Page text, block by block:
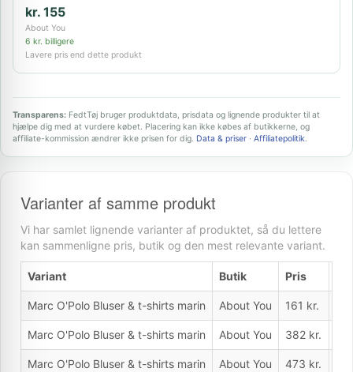
kr. 155
About You
6 kr. billigere
Lavere pris end dette produkt
Transparens: FedtTøj bruger produktdata, prisdata og lignende produkter til at
hjælpe dig med at vurdere købet. Placering kan ikke købes af butikkerne, og
affiliate-kommission ændrer ikke prisen for dig. Data & priser · Affiliatepolitik.
Varianter af samme produkt
Vi har samlet lignende varianter af produktet, så du lettere
kan sammenligne pris, butik og den mest relevante variant.
Variant Butik Pris
Marc O'Polo Bluser & t-shirts marin About You 161 kr.
Marc O'Polo Bluser & t-shirts marin About You 382 kr.
Marc O'Polo Bluser & t-shirts marin About You 473 kr.